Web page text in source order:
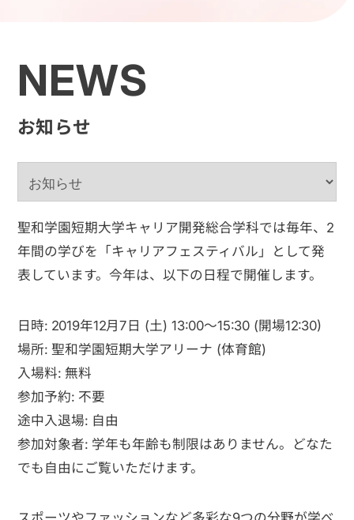
NEWS
お知らせ
聖和学園短期大学キャリア開発総合学科では毎年、2
年間の学びを「キャリアフェスティバル」として発
表しています。今年は、以下の日程で開催します。
日時: 2019年12月7日 (土) 13:00〜15:30 (開場12:30)
場所: 聖和学園短期大学アリーナ (体育館)
入場料: 無料
参加予約: 不要
途中入退場: 自由
参加対象者: 学年も年齢も制限はありません。どなた
でも自由にご覧いただけます。